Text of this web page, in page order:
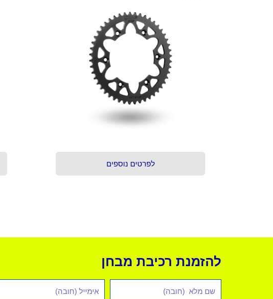
לפרטים נוספים
להזמנת רכיבת מבחן
מלא